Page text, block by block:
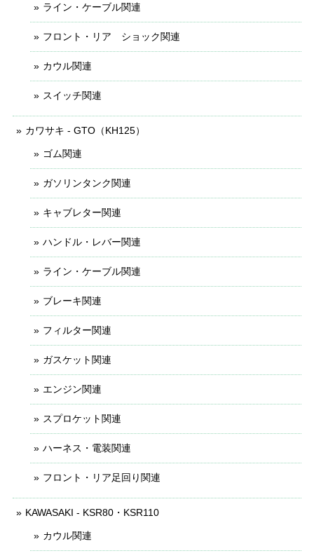
ライン・ケーブル関連
フロント・リア ショック関連
カウル関連
スイッチ関連
カワサキ - GTO（KH125）
ゴム関連
ガソリンタンク関連
キャブレター関連
ハンドル・レバー関連
ライン・ケーブル関連
ブレーキ関連
フィルター関連
ガスケット関連
エンジン関連
スプロケット関連
ハーネス・電装関連
フロント・リア足回り関連
KAWASAKI - KSR80・KSR110
カウル関連